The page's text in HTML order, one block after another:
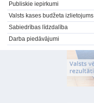
Publiskie iepirkumi
Valsts kases budžeta izlietojums
Sabiedrības līdzdalība
Darba piedāvājumi